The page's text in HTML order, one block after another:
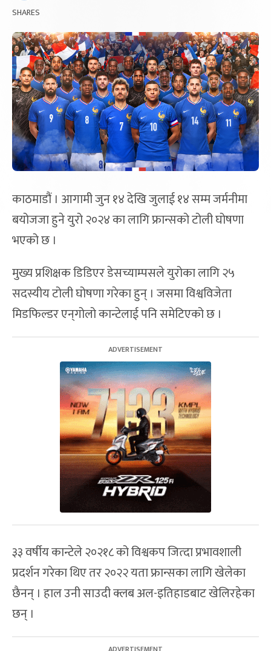
SHARES
काठमाडौं । आगामी जुन १४ देखि जुलाई १४ सम्म जर्मनीमा
बयोजजा हुने युरो २०२४ का लागि फ्रान्सको टोली घोषणा
भएको छ ।
मुख्य प्रशिक्षक डिडिएर डेसच्याम्पसले युरोका लागि २५
सदस्यीय टोली घोषणा गरेका हुन् । जसमा विश्वविजेता
मिडफिल्डर एन्‌गोलो कान्टेलाई पनि समेटिएको छ ।
३३ वर्षीय कान्टेले २०२१८ को विश्वकप जित्दा प्रभावशाली
प्रदर्शन गरेका थिए तर २०२२ यता फ्रान्सका लागि खेलेका
छैनन् । हाल उनी साउदी क्लब अल-इतिहाडबाट खेलिरहेका
छन् ।